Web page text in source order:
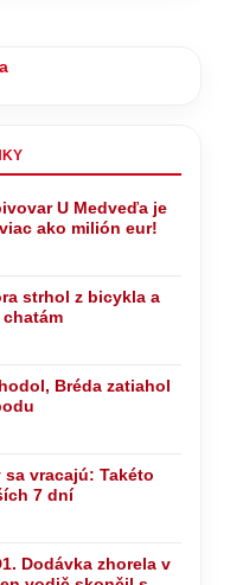
U Medveďa je
ako milión eur!
strhol z bicykla a
Bréda zatiahol
vracajú: Takéto
7 dní
Dodávka zhorela v